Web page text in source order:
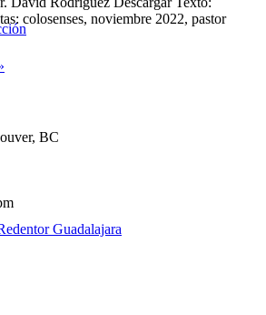
Guadalajara
colosenses, noviembre 2022, pastor
BC